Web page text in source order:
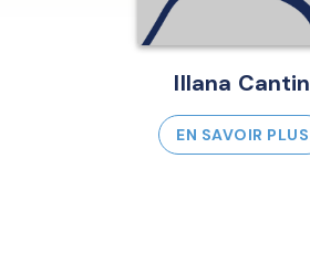
Illana Cantin
EN SAVOIR PLUS